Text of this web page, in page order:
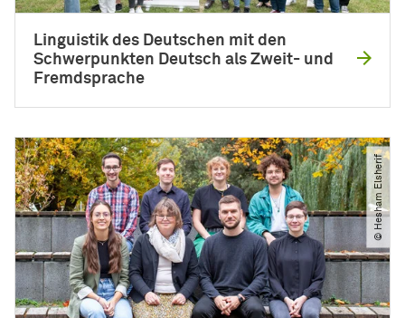
Linguistik des Deutschen mit den
Schwerpunkten Deutsch als Zweit- und
Fremdsprache
© Hesham Elsherif